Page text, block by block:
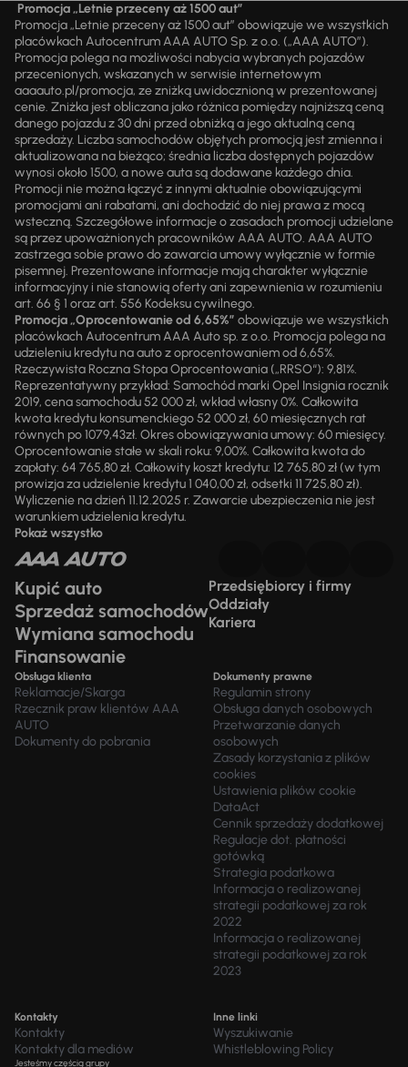
Promocja „Letnie przeceny aż 1500 aut”
Promocja „Letnie przeceny aż 1500 aut” obowiązuje we wszystkich
placówkach Autocentrum AAA AUTO Sp. z o.o. („AAA AUTO”).
Promocja polega na możliwości nabycia wybranych pojazdów
przecenionych, wskazanych w serwisie internetowym
aaaauto.pl/promocja, ze zniżką uwidocznioną w prezentowanej
cenie. Zniżka jest obliczana jako różnica pomiędzy najniższą ceną
danego pojazdu z 30 dni przed obniżką a jego aktualną ceną
sprzedaży. Liczba samochodów objętych promocją jest zmienna i
aktualizowana na bieżąco; średnia liczba dostępnych pojazdów
wynosi około 1500, a nowe auta są dodawane każdego dnia.
Promocji nie można łączyć z innymi aktualnie obowiązującymi
promocjami ani rabatami, ani dochodzić do niej prawa z mocą
wsteczną. Szczegółowe informacje o zasadach promocji udzielane
są przez upoważnionych pracowników AAA AUTO. AAA AUTO
zastrzega sobie prawo do zawarcia umowy wyłącznie w formie
pisemnej. Prezentowane informacje mają charakter wyłącznie
informacyjny i nie stanowią oferty ani zapewnienia w rozumieniu
art. 66 § 1 oraz art. 556 Kodeksu cywilnego.
Promocja „Oprocentowanie od 6,65%” obowiązuje we wszystkich
placówkach Autocentrum AAA Auto sp. z o.o. Promocja polega na
udzieleniu kredytu na auto z oprocentowaniem od 6,65%.
Rzeczywista Roczna Stopa Oprocentowania („RRSO“): 9,81%.
Reprezentatywny przykład: Samochód marki Opel Insignia rocznik
2019, cena samochodu 52 000 zł, wkład własny 0%. Całkowita
kwota kredytu konsumenckiego 52 000 zł, 60 miesięcznych rat
równych po 1079,43zł. Okres obowiązywania umowy: 60 miesięcy.
Oprocentowanie stałe w skali roku: 9,00%. Całkowita kwota do
zapłaty: 64 765,80 zł. Całkowity koszt kredytu: 12 765,80 zł (w tym
prowizja za udzielenie kredytu 1 040,00 zł, odsetki 11 725,80 zł).
Wyliczenie na dzień 11.12.2025 r. Zawarcie ubezpieczenia nie jest
warunkiem udzielenia kredytu.
Pokaż wszystko
Kupić auto
Sprzedaż samochodów
Wymiana samochodu
Finansowanie
Przedsiębiorcy i firmy
Oddziały
Kariera
Obsługa klienta
Reklamacje/Skarga
Rzecznik praw klientów AAA
AUTO
Dokumenty do pobrania
Dokumenty prawne
Regulamin strony
Obsługa danych osobowych
Przetwarzanie danych
osobowych
Zasady korzystania z plików
cookies
Ustawienia plików cookie
DataAct
Cennik sprzedaży dodatkowej
Regulacje dot. płatności
gotówką
Strategia podatkowa
Informacja o realizowanej
strategii podatkowej za rok
2022
Informacja o realizowanej
strategii podatkowej za rok
2023
Kontakty
Kontakty
Kontakty dla mediów
Inne linki
Wyszukiwanie
Whistleblowing Policy
Jesteśmy częścią grupy